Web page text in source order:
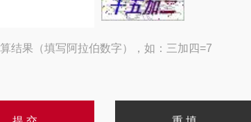
结果（填写阿拉伯数字），如：三加四=7